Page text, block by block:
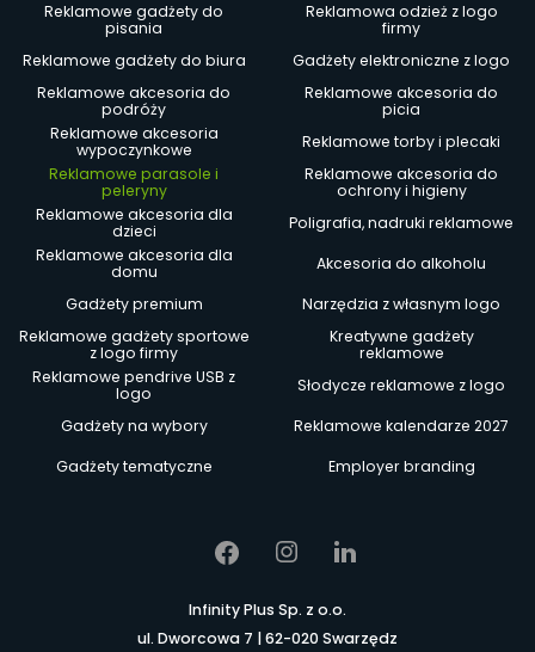
Reklamowe gadżety do
pisania
Reklamowa odzież z logo
firmy
Reklamowe gadżety do biura
Gadżety elektroniczne z logo
Reklamowe akcesoria do
podróży
Reklamowe akcesoria do
picia
Reklamowe akcesoria
wypoczynkowe
Reklamowe torby i plecaki
Reklamowe parasole i
peleryny
Reklamowe akcesoria do
ochrony i higieny
Reklamowe akcesoria dla
dzieci
Poligrafia, nadruki reklamowe
Reklamowe akcesoria dla
domu
Akcesoria do alkoholu
Gadżety premium
Narzędzia z własnym logo
Reklamowe gadżety sportowe
z logo firmy
Kreatywne gadżety
reklamowe
Reklamowe pendrive USB z
logo
Słodycze reklamowe z logo
Gadżety na wybory
Reklamowe kalendarze 2027
Gadżety tematyczne
Employer branding
Infinity Plus Sp. z o.o.
ul. Dworcowa 7 | 62-020 Swarzędz